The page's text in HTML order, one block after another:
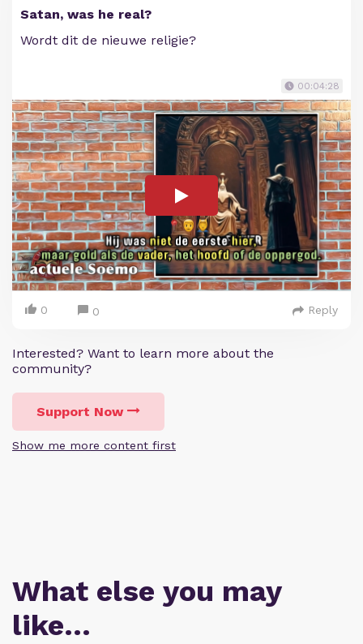
Satan, was he real?
Wordt dit de nieuwe religie?
00:04:28
0 0 Reply
Interested? Want to learn more about the
community?
Support Now
Show me more content first
What else you may
like…